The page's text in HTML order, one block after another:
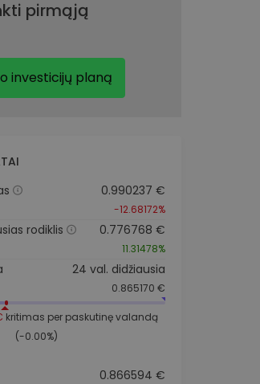
pirmąją
investicijų planą
0.990237 €
-12.68172%
rodiklis 0.776768 €
11.31478%
24 val. didžiausia
0.865170 €
kritimas per paskutinę valandą
(-0.00%)
0.866594 €